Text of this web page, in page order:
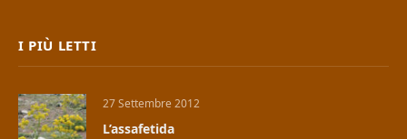
I PIÙ LETTI
27 Settembre 2012
L’assafetida